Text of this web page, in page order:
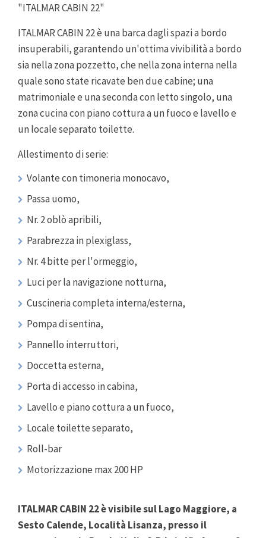
"ITALMAR CABIN 22"
ITALMAR CABIN 22 è una barca dagli spazi a bordo
insuperabili, garantendo un'ottima vivibilità a bordo
sia nella zona pozzetto, che nella zona interna nella
quale sono state ricavate ben due cabine; una
matrimoniale e una seconda con letto singolo, una
zona cucina con piano cottura a un fuoco e lavello e
un locale separato toilette.
Allestimento di serie:
Volante con timoneria monocavo,
Passa uomo,
Nr. 2 oblò apribili,
Parabrezza in plexiglass,
Nr. 4 bitte per l'ormeggio,
Luci per la navigazione notturna,
Cuscineria completa interna/esterna,
Pompa di sentina,
Pannello interruttori,
Doccetta esterna,
Porta di accesso in cabina,
Lavello e piano cottura a un fuoco,
Locale toilette separato,
Roll-bar
Motorizzazione max 200 HP
ITALMAR CABIN 22 è visibile sul Lago Maggiore, a
Sesto Calende, Località Lisanza, presso il